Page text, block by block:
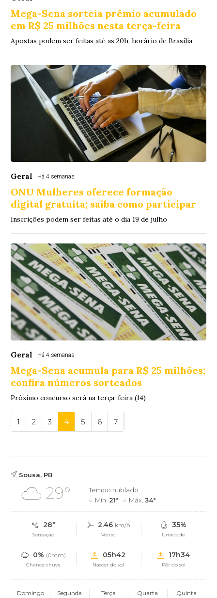
Mega-Sena sorteia prêmio acumulado
em R$ 25 milhões nesta terça-feira
Apostas podem ser feitas até as 20h, horário de Brasília
Geral Há 4 semanas
ONU Mulheres oferece formação
digital gratuita; saiba como participar
Inscrições podem ser feitas até o dia 19 de julho
Geral Há 4 semanas
Mega-Sena acumula para R$ 25 milhões;
confira números sorteados
Próximo concurso será na terça-feira (14)
1 2 3 4 5 6 7
Sousa, PB
29°
Tempo nublado
Mín. 21° Máx.34°
28°
Sensação
2.46 km/h
Vento
35%
Umidade
0% (0mm)
Chance chuva
05h42
Nascer do sol
17h34
Pôr do sol
Domingo Segunda Terça Quarta Quinta